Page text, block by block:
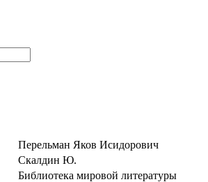
Перельман Яков Исидорович
Скалдин Ю.
Библиотека мировой литературы